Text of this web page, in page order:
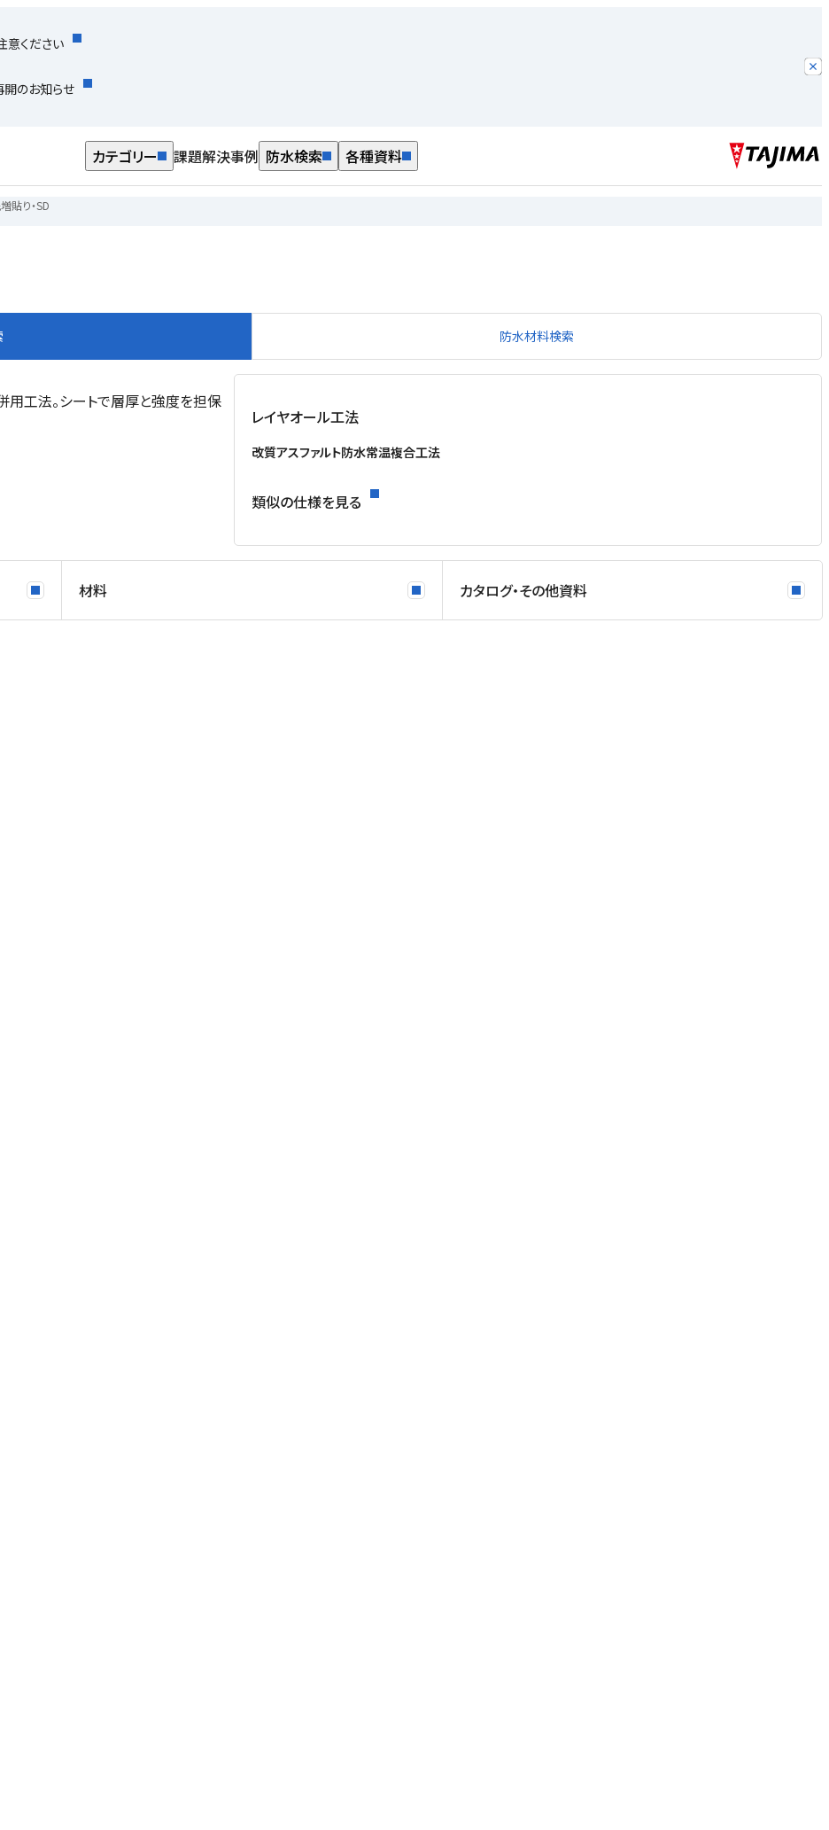
意ください
開のお知らせ
カテゴリー 課題解決事例 防水検索 各種資料
貼り・SD
防水材料検索
工法。シートで層厚と強度を担保
レイヤオール工法
改質アスファルト防水常温複合工法
類似の仕様を見る
材料 カタログ・その他資料